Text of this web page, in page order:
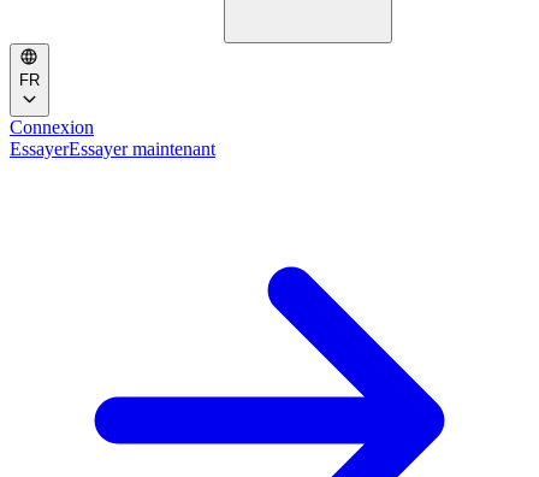
FR
Connexion
EssayerEssayer maintenant